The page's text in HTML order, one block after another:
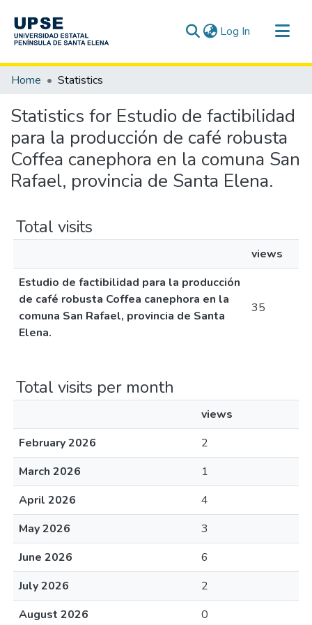
Log In (current)
Communities & Collections
Home Statistics
Statistics for Estudio de factibilidad
para la producción de café robusta
Coffea canephora en la comuna San
Rafael, provincia de Santa Elena.
Total visits
views
Estudio de factibilidad para la producción
de café robusta Coffea canephora en la
comuna San Rafael, provincia de Santa
Elena.
35
Total visits per month
views
February 2026
2
March 2026
1
April 2026
4
May 2026
3
June 2026
6
July 2026
2
August 2026
0